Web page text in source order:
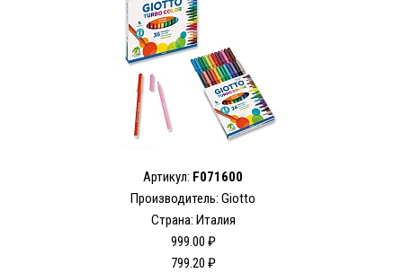
Артикул: F071600
Производитель: Giotto
Страна: Италия
999.00 ₽
799.20 ₽